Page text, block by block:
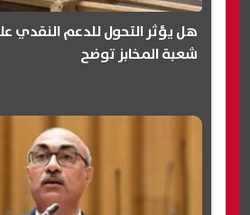
هل يؤثر التحول للدعم النقدي
شعبة المخابز توضح